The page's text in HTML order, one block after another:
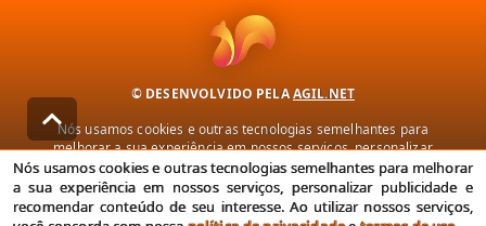
© DESENVOLVIDO PELAAGIL.NET
Nós usamos cookies e outras tecnologias semelhantes para
melhorar a sua experiência em nossos serviços, personalizar
publicidade e recomendar conteúdo de seu interesse. Ao utilizar
nossos serviços, você concorda com nossa política de privacidade e
termos de uso.
Nós usamos cookies e outras tecnologias semelhantes para melhorar
a sua experiência em nossos serviços, personalizar publicidade e
recomendar conteúdo de seu interesse. Ao utilizar nossos serviços,